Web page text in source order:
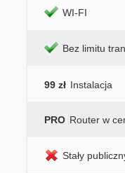
WI-FI
Bez limitu
99 zł Instalacja
PRO Router w
Stały